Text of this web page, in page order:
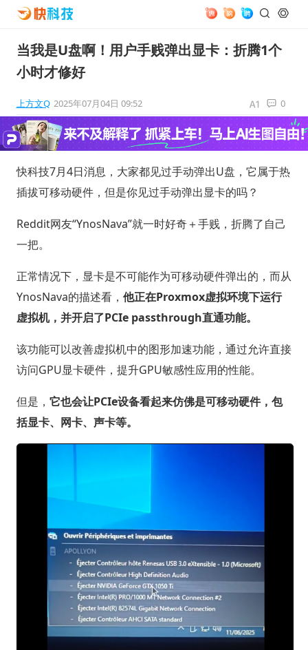
当我是U盘啊！用户手贱弹出显卡：折腾1个
小时才修好
上方文Q 2025年07月04日 09:52 0
快科技7月4日消息，大家都见过手动弹出U盘，它属于热
插拔可移动硬件，但是你见过手动弹出显卡的吗？
Reddit网友“YnosNava”就一时好奇＋手贱，折腾了自己
一把。
正常情况下，显卡是不可能作为可移动硬件弹出的，而从
YnosNava的描述看， 他正在Proxmox虚拟环境下运行
虚拟机，并开启了PCIe passthrough直通功能。
该功能可以改善虚拟机中的图形加速功能，通过允许直接
访问GPU显卡硬件，提升GPU敏感性应用的性能。
但是， 它也会让PCIe设备看起来仿佛是可移动硬件，包
括显卡、网卡、声卡等。